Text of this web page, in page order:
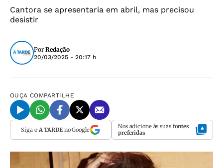
Cantora se apresentaria em abril, mas precisou
desistir
Por Redação
20/03/2025 - 20:17 h
OUÇA COMPARTILHE
Siga o A TARDEno Google Nos adicione às suas fontes
preferidas